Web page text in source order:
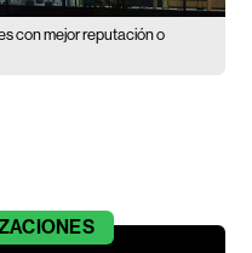
con mejor reputación o